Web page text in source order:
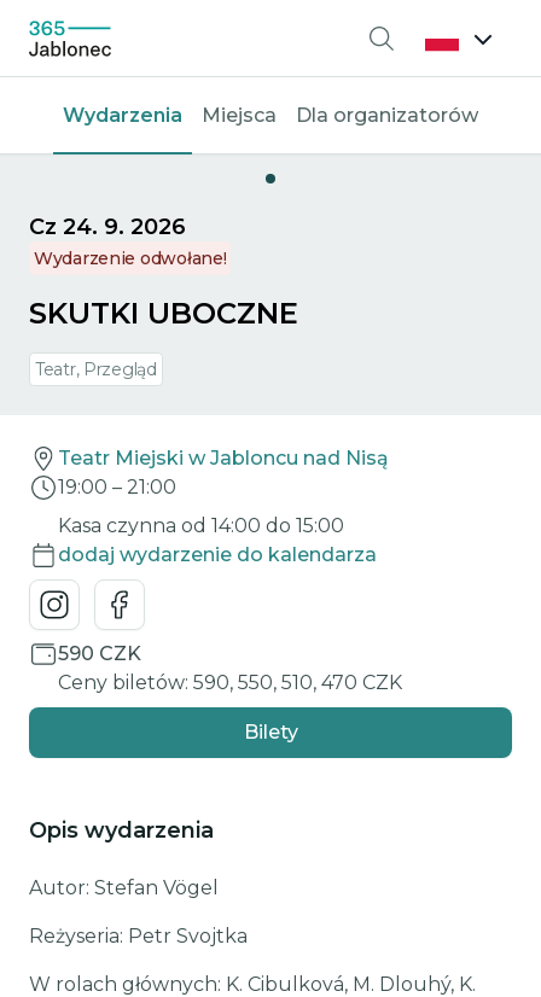
Wyszukiwanie
Wydarzenia Miejsca Dla organizatorów
Cz 24. 9. 2026
Wydarzenie odwołane!
SKUTKI UBOCZNE
Teatr, Przegląd
Teatr Miejski w Jabloncu nad Nisą
19:00 – 21:00
Kasa czynna od 14:00 do 15:00
dodaj wydarzenie do kalendarza
590 CZK
Ceny biletów: 590, 550, 510, 470 CZK
Bilety
Opis wydarzenia
Autor: Stefan Vögel
Reżyseria: Petr Svojtka
W rolach głównych: K. Cibulková, M. Dlouhý, K.